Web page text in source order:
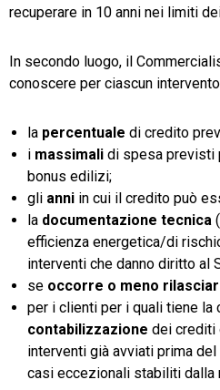
recuperare in 10 anni nei limiti
In secondo luogo, il
conoscere per ciascun
la percentuale di credito
i massimali di spesa previsti
bonus edilizi;
gli anni in cui il credito può
la documentazione tecnica
efficienza energetica/di
interventi che danno diritto al
se occorre o meno
per i clienti per i quali tiene la
contabilizzazione dei crediti
interventi già avviati prima
casi eccezionali stabiliti dalla